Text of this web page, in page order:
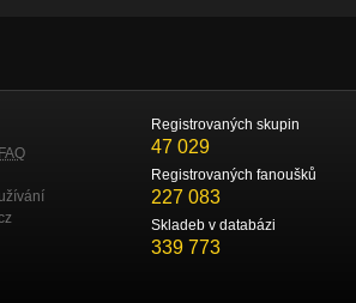
FAQ
Registrovaných skupin
47 029
Registrovaných fanoušků
227 083
Skladeb v databázi
339 773